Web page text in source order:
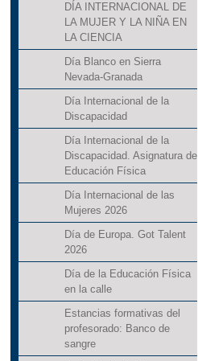
DÍA INTERNACIONAL DE
LA MUJER Y LA NIÑA EN
LA CIENCIA
Día Blanco en Sierra
Nevada-Granada
Día Internacional de la
Discapacidad
Día Internacional de la
Discapacidad. Asignatura de
Educación Física
Día Internacional de las
Mujeres 2026
Día de Europa. Got Talent
2026
Día de la Educación Física
en la calle
Estancias formativas del
profesorado: Banco de
sangre